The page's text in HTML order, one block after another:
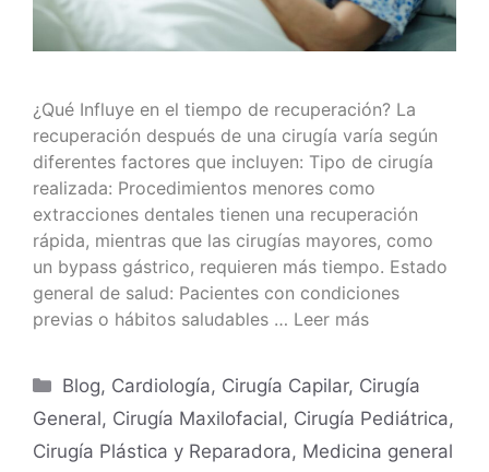
¿Qué Influye en el tiempo de recuperación? La
recuperación después de una cirugía varía según
diferentes factores que incluyen: Tipo de cirugía
realizada: Procedimientos menores como
extracciones dentales tienen una recuperación
rápida, mientras que las cirugías mayores, como
un bypass gástrico, requieren más tiempo. Estado
general de salud: Pacientes con condiciones
previas o hábitos saludables … Leer más
Blog, Cardiología, Cirugía Capilar, Cirugía
General, Cirugía Maxilofacial, Cirugía Pediátrica,
Cirugía Plástica y Reparadora, Medicina general